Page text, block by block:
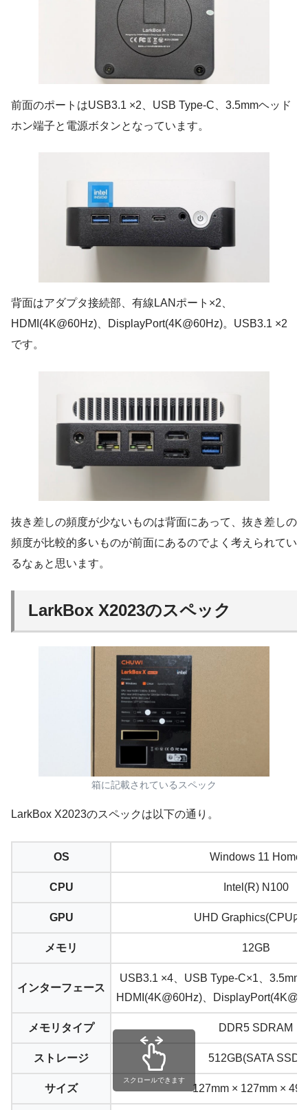
前面のポートはUSB3.1 ×2、USB Type-C、3.5mmヘッド
ホン端子と電源ボタンとなっています。
背面はアダプタ接続部、有線LANポート×2、
HDMI(4K@60Hz)、DisplayPort(4K@60Hz)。USB3.1 ×2
です。
抜き差しの頻度が少ないものは背面にあって、抜き差しの
頻度が比較的多いものが前面にあるのでよく考えられてい
るなぁと思います。
LarkBox X2023のスペック
箱に記載されているスペック
LarkBox X2023のスペックは以下の通り。
OS Windows 11 Home
CPU Intel(R) N100
GPU UHD Graphics(CPU内
メモリ 12GB
インターフェース
USB3.1 ×4、USB Type-C×1、3.5mm
HDMI(4K@60Hz)、
メモリタイプ ‎DDR5 SDRAM
ストレージ 512GB(SATA SSD)
サイズ 127mm × 127mm ×
スクロールできます